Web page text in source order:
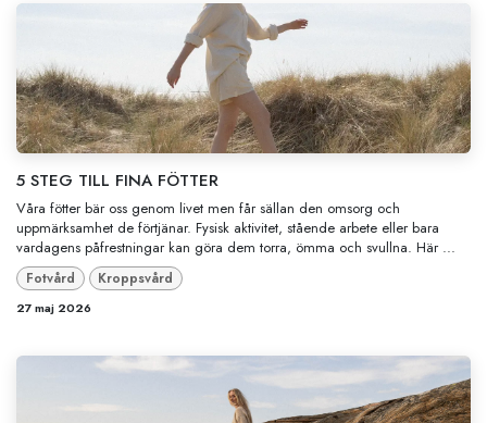
5 STEG TILL FINA FÖTTER
Våra fötter bär oss genom livet men får sällan den omsorg och
uppmärksamhet de förtjänar. Fysisk aktivitet, stående arbete eller bara
vardagens påfrestningar kan göra dem torra, ömma och svullna. Här ...
Fotvård Kroppsvård
27 maj 2026